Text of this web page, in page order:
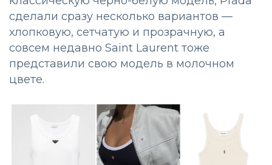
сделали сразу несколько вариантов —
хлопковую, сетчатую и прозрачную, а
совсем недавно Saint Laurent тоже
представили свою модель в молочном
цвете.